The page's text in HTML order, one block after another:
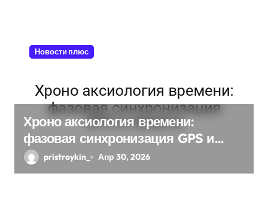
Новости плюс
Хроно аксиология времени:
фазовая синхронизация GPS и
памяти
pristroykin_ Апр 30, 2026